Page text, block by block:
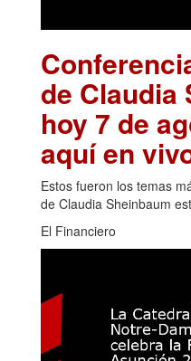
de Claudia
hoy 7 de
aquí en
Estos fueron los temas
de Claudia Sheinbaum
El Financiero